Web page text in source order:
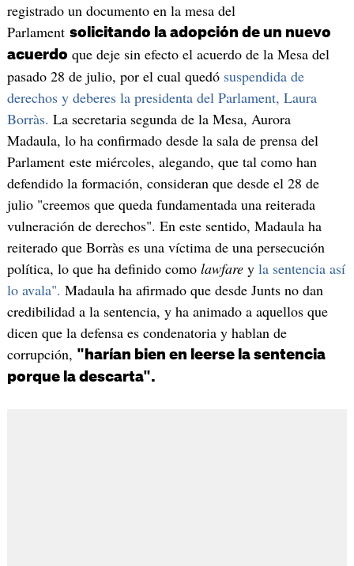
registrado un documento en la mesa del
Parlament solicitando la adopción de un nuevo
acuerdo que deje sin efecto el acuerdo de la Mesa del
pasado 28 de julio, por el cual quedó suspendida de
derechos y deberes la presidenta del Parlament, Laura
Borràs. La secretaria segunda de la Mesa, Aurora
Madaula, lo ha confirmado desde la sala de prensa del
Parlament este miércoles, alegando, que tal como han
defendido la formación, consideran que desde el 28 de
julio "creemos que queda fundamentada una reiterada
vulneración de derechos". En este sentido, Madaula ha
reiterado que Borràs es una víctima de una persecución
política, lo que ha definido como lawfarey la sentencia así
lo avala". Madaula ha afirmado que desde Junts no dan
credibilidad a la sentencia, y ha animado a aquellos que
dicen que la defensa es condenatoria y hablan de
corrupción, "harían bien en leerse la sentencia
porque la descarta".